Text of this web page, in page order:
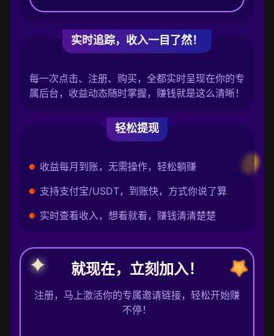
实时追踪，收入一目了然！
每一次点击、注册、购买，全都实时呈现在你的专
属后台，收益动态随时掌握，赚钱就是这么清晰！
轻松提现
收益每月到账，无需操作，轻松躺赚
支持支付宝/USDT，到账快，方式你说了算
实时查看收入，想看就看，赚钱清清楚楚
就现在，立刻加入！
注册，马上激活你的专属邀请链接，轻松开始赚
不停！